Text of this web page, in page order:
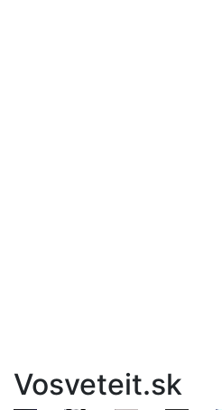
Vosveteit.sk